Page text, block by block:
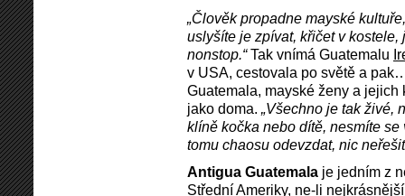
„Člověk propadne mayské
uslyšíte je zpívat, křičet v kostele,
nonstop.“Tak vnímá Guatemalu
v USA, cestovala po světě a
Guatemala, mayské ženy a
jako doma. „Všechno je tak živé,
klíně kočka nebo dítě, nesmíte se
tomu chaosu odevzdat, nic
Antigua Guatemala je jedním z
Střední Ameriky, ne-li